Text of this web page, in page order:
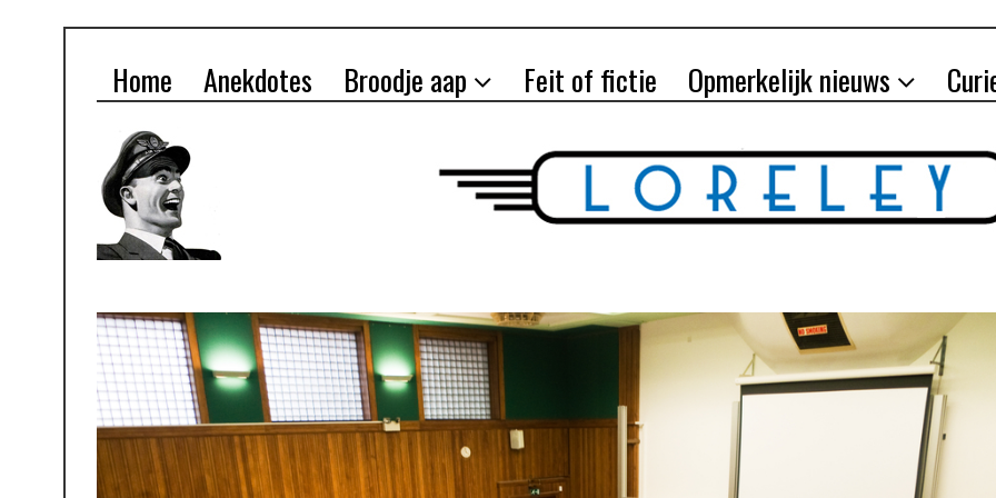
Home Anekdotes Broodje aap Feit of fictie Opmerkelijk nieuws